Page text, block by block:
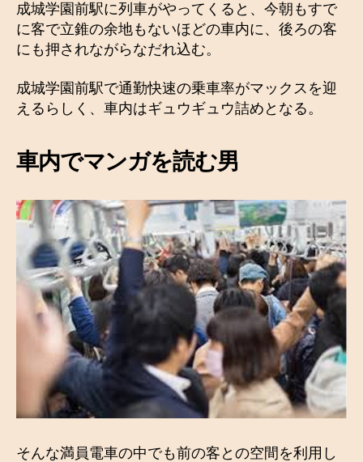
成城学園前駅に列車がやってくると、今朝もすで
に客で立錐の余地もないほどの車内に、後ろの客
にも押されながらなだれ込む。
成城学園前駅で通勤快速の乗車率がマックスを迎
えるらしく、車内はギュウギュウ詰めとなる。
車内でマンガを読む男
そんな満員電車の中でも前の客との空間を利用し